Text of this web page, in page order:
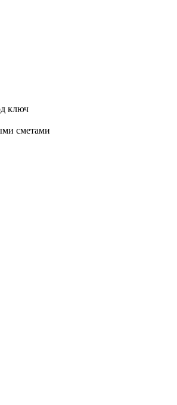
ключ
сметами